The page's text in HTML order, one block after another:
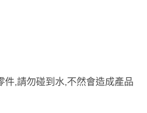
件,請勿碰到水,不然會造成產品